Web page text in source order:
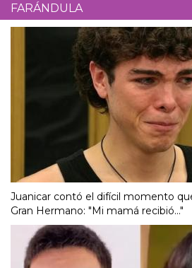
FARÁNDULA
Juanicar contó el difícil momento
Gran Hermano: "Mi mamá recibió..."